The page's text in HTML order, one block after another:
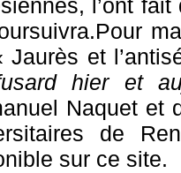
l’ont
Jaurès et
hier et
Naquet et
de
sur ce site.